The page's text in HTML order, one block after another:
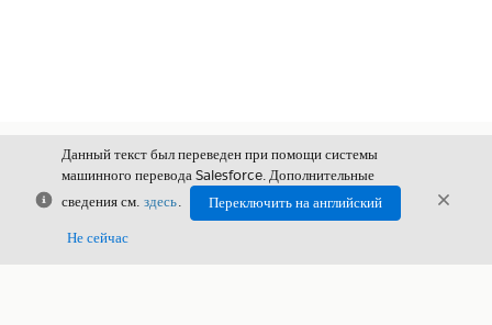
Закрыть
Данный текст был переведен при помощи системы
машинного перевода Salesforce. Дополнительные
сведения см. здесь.
Переключить на английский
Не сейчас